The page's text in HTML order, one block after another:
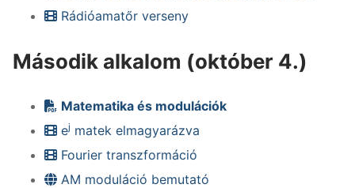
Rádióamatőr verseny
Második alkalom (október 4.)
Matematika és modulációk
ej matek elmagyarázva
Fourier transzformáció
AM moduláció bemutató